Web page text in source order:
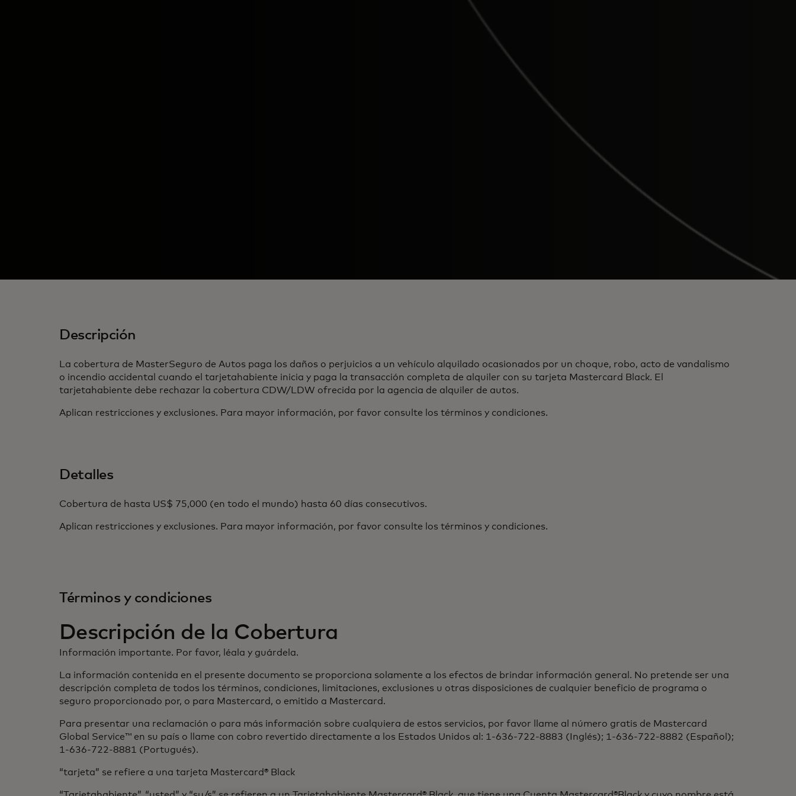
Descripción
La cobertura de MasterSeguro de Autos paga los daños o perjuicios a un vehículo alquilado ocasionados por un choque, robo, acto de vandalismo
o incendio accidental cuando el tarjetahabiente inicia y paga la transacción completa de alquiler con su tarjeta Mastercard Black. El
tarjetahabiente debe rechazar la cobertura CDW/LDW ofrecida por la agencia de alquiler de autos.
Aplican restricciones y exclusiones. Para mayor información, por favor consulte los términos y condiciones.
Detalles
Cobertura de hasta US$ 75,000 (en todo el mundo) hasta 60 días consecutivos.
Aplican restricciones y exclusiones. Para mayor información, por favor consulte los términos y condiciones.
Términos y condiciones
Descripción de la Cobertura
Información importante. Por favor, léala y guárdela.
La información contenida en el presente documento se proporciona solamente a los efectos de brindar información general. No pretende ser una
descripción completa de todos los términos, condiciones, limitaciones, exclusiones u otras disposiciones de cualquier beneficio de programa o
seguro proporcionado por, o para Mastercard, o emitido a Mastercard.
Para presentar una reclamación o para más información sobre cualquiera de estos servicios, por favor llame al número gratis de Mastercard
Global Service™ en su país o llame con cobro revertido directamente a los Estados Unidos al: 1-636-722-8883 (Inglés); 1-636-722-8882 (Español);
1-636-722-8881 (Portugués).
“tarjeta” se refiere a una tarjeta Mastercard® Black